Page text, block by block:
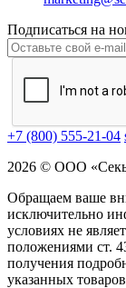
Подписаться на
+7 (800) 555-21-04
2026 © ООО
Обращаем ваше
исключительно
условиях не
положениями ст.
получения
указанных